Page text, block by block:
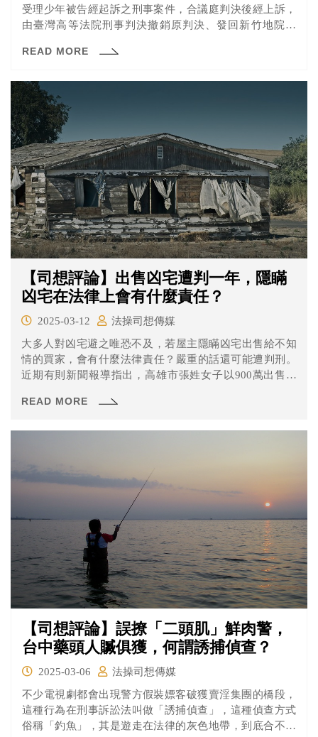
受理少年被告經起訴之刑事案件，合議庭判決後經上訴，
由臺灣高等法院刑事判決撤銷原判決、發回新竹地院更
月才指示送交分案，經司法院移送職務法庭審理。
READ MORE
【司想評論】出售凶宅遭判一年，隱瞞
凶宅在法律上會有什麼責任？
2025-03-12
法操司想傳媒
大多人對凶宅避之唯恐不及，若屋主隱瞞凶宅出售給不知
情的買家，會有什麼法律責任？嚴重的話還可能遭判刑。
近期有則新聞報導指出，高雄市張姓女子以900萬出售房
年，檢方指張女至今未賠償和解，要求從重量刑，高等法
READ MORE
【司想評論】誤撩「二頭肌」鮮肉警，
台中藥頭人贓俱獲，何謂誘捕偵查？
2025-03-06
法操司想傳媒
不少電視劇都會出現警方假裝嫖客破獲賣淫集團的橋段，
這種行為在刑事訴訟法叫做「誘捕偵查」，這種偵查方式
俗稱「釣魚」，其是遊走在法律的灰色地帶，到底合不合